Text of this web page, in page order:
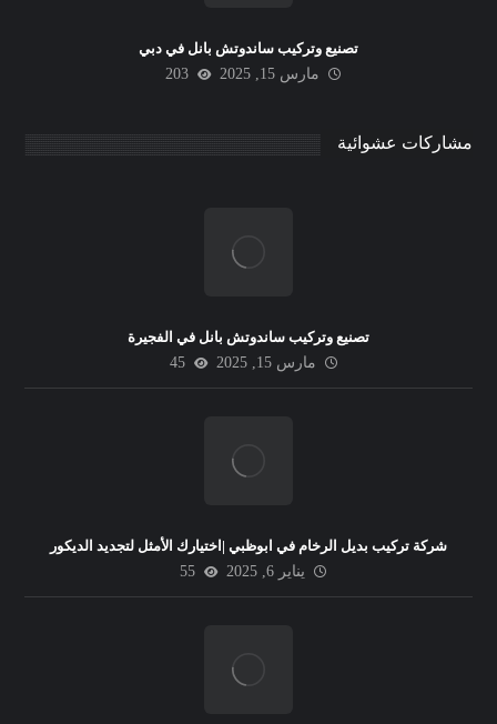
تصنيع وتركيب ساندوتش بانل في دبي
مارس 15, 2025
203
مشاركات عشوائية
تصنيع وتركيب ساندوتش بانل في الفجيرة
مارس 15, 2025
45
شركة تركيب بديل الرخام في ابوظبي |اختيارك الأمثل لتجديد الديكور
يناير 6, 2025
55